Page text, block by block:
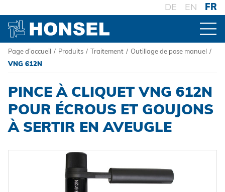
DE EN FR
PRODUITS
VUE D'ENSEMBLE DES PRODUITS
CONNECTEURS
Goujons a sertir en aveugle
TRAITEMENT
Outillage de pose sur batterie
Page d’accueil / Produits / Traitement / Outillage de pose manuel /
VNG 612N
PINCE À CLIQUET VNG 612N
POUR ÉCROUS ET GOUJONS
À SERTIR EN AVEUGLE